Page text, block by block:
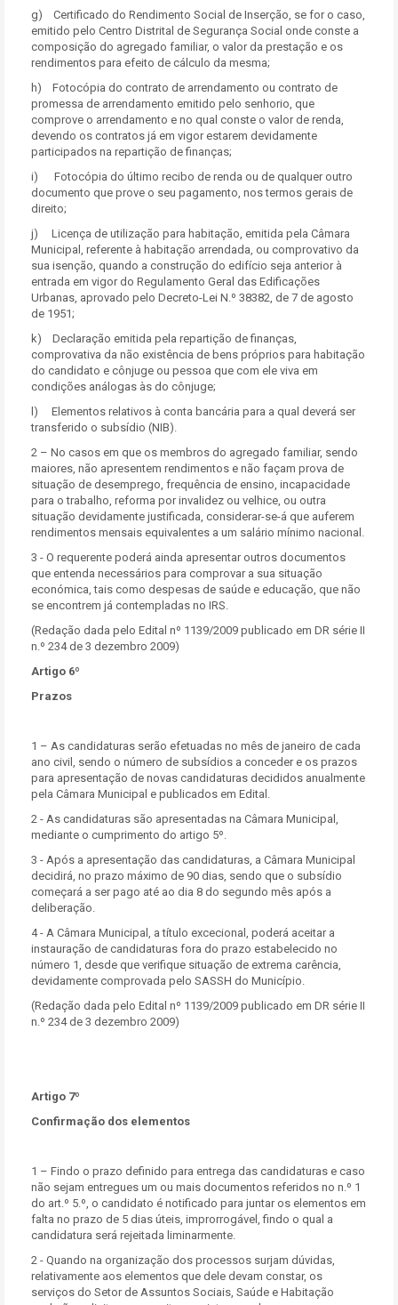
g) Certificado do Rendimento Social de Inserção, se for o caso,
emitido pelo Centro Distrital de Segurança Social onde conste a
composição do agregado familiar, o valor da prestação e os
rendimentos para efeito de cálculo da mesma;
h) Fotocópia do contrato de arrendamento ou contrato de
promessa de arrendamento emitido pelo senhorio, que
comprove o arrendamento e no qual conste o valor de renda,
devendo os contratos já em vigor estarem devidamente
participados na repartição de finanças;
i) Fotocópia do último recibo de renda ou de qualquer outro
documento que prove o seu pagamento, nos termos gerais de
direito;
j) Licença de utilização para habitação, emitida pela Câmara
Municipal, referente à habitação arrendada, ou comprovativo da
sua isenção, quando a construção do edifício seja anterior à
entrada em vigor do Regulamento Geral das Edificações
Urbanas, aprovado pelo Decreto-Lei N.º 38382, de 7 de agosto
de 1951;
k) Declaração emitida pela repartição de finanças,
comprovativa da não existência de bens próprios para habitação
do candidato e cônjuge ou pessoa que com ele viva em
condições análogas às do cônjuge;
l) Elementos relativos à conta bancária para a qual deverá ser
transferido o subsídio (NIB).
2 – No casos em que os membros do agregado familiar, sendo
maiores, não apresentem rendimentos e não façam prova de
situação de desemprego, frequência de ensino, incapacidade
para o trabalho, reforma por invalidez ou velhice, ou outra
situação devidamente justificada, considerar-se-á que auferem
rendimentos mensais equivalentes a um salário mínimo nacional.
3 - O requerente poderá ainda apresentar outros documentos
que entenda necessários para comprovar a sua situação
económica, tais como despesas de saúde e educação, que não
se encontrem já contempladas no IRS.
(Redação dada pelo Edital nº 1139/2009 publicado em DR série II
n.º 234 de 3 dezembro 2009)
Artigo 6º
Prazos
1 – As candidaturas serão efetuadas no mês de janeiro de cada
ano civil, sendo o número de subsídios a conceder e os prazos
para apresentação de novas candidaturas decididos anualmente
pela Câmara Municipal e publicados em Edital.
2 - As candidaturas são apresentadas na Câmara Municipal,
mediante o cumprimento do artigo 5º.
3 - Após a apresentação das candidaturas, a Câmara Municipal
decidirá, no prazo máximo de 90 dias, sendo que o subsídio
começará a ser pago até ao dia 8 do segundo mês após a
deliberação.
4 - A Câmara Municipal, a título excecional, poderá aceitar a
instauração de candidaturas fora do prazo estabelecido no
número 1, desde que verifique situação de extrema carência,
devidamente comprovada pelo SASSH do Município.
(Redação dada pelo Edital nº 1139/2009 publicado em DR série II
n.º 234 de 3 dezembro 2009)
Artigo 7º
Confirmação dos elementos
1 – Findo o prazo definido para entrega das candidaturas e caso
não sejam entregues um ou mais documentos referidos no n.º 1
do art.º 5.º, o candidato é notificado para juntar os elementos em
falta no prazo de 5 dias úteis, improrrogável, findo o qual a
candidatura será rejeitada liminarmente.
2 - Quando na organização dos processos surjam dúvidas,
relativamente aos elementos que dele devam constar, os
serviços do Setor de Assuntos Sociais, Saúde e Habitação